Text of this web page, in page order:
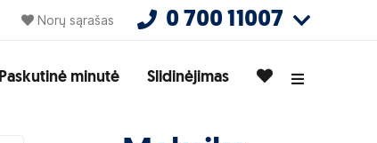
Norų sąrašas 0 700 11007
Paskutinė minutė Slidinėjimas